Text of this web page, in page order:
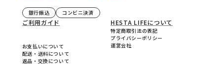
銀行振込 コンビニ決済
ご利用ガイド
お支払いについて
配送・送料について
返品・交換について
HESTA LIFEについて
特定商取引法の表記
プライバシーポリシー
運営会社